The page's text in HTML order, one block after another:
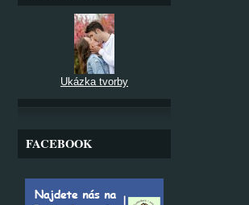
Ukázka tvorby
FACEBOOK